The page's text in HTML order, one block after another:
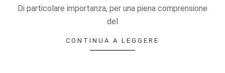
Di particolare importanza, per una piena comprensione
del
CONTINUA A LEGGERE